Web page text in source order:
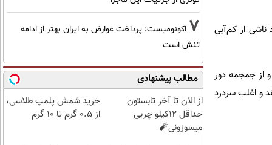
ناشی از کم‌آبی
از جمجمه دور
و اغلب سردرد
7 اکونومیست: پرداخت عوارض به ایران بهتر از ادامه
تنش است
مطالب پیشنهادی
از الان تا آخر تابستون
حداقل 12کیلو چربی
میسوزونی🧨
خرید شمش پلمپ طلاسی،
از ۰.۵ گرم تا ۱۰ گرم